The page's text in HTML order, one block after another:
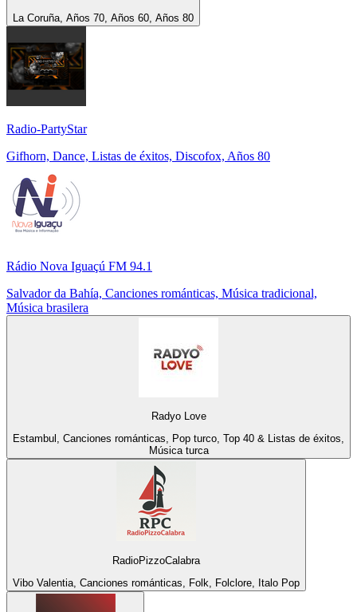
La Coruña, Años 70, Años 60, Años 80
Radio-PartyStar
Gifhorn, Dance, Listas de éxitos, Discofox, Años 80
Rádio Nova Iguaçú FM 94.1
Salvador da Bahía, Canciones románticas, Música tradicional,
Música brasilera
Radyo Love
Estambul, Canciones románticas, Pop turco, Top 40 & Listas de éxitos,
Música turca
RadioPizzoCalabra
Vibo Valentia, Canciones románticas, Folk, Folclore, Italo Pop